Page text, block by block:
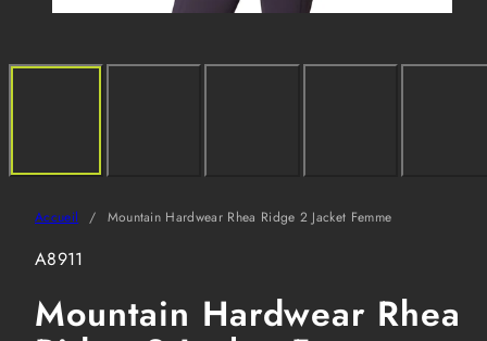
Accueil Mountain Hardwear Rhea Ridge 2 Jacket Femme
SKU:
A8911
Mountain Hardwear Rhea